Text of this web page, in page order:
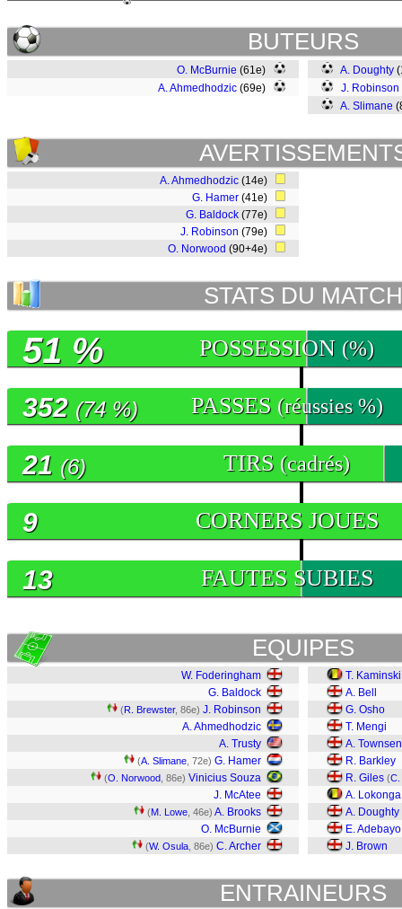
BUTEURS
O. McBurnie (61e)
A. Ahmedhodzic (69e)
A. Doughty
J. Robinson
A. Slimane
A. Ahmedhodzic (14e)
G. Hamer (41e)
G. Baldock (77e)
J. Robinson (79e)
O. Norwood (90+4e)
STATS DU MATCH
POSSESSION (%)
51 %
PASSES (réussies %)
352 (74 %)
TIRS (cadrés)
21 (6)
CORNERS JOUES
9
FAUTES SUBIES
13
EQUIPES
W. Foderingham
G. Baldock
(R. Brewster, 86e) J. Robinson
A. Ahmedhodzic
A. Trusty
(A. Slimane , 72e) G. Hamer
(O. Norwood , 86e) Vinicius Souza
J. McAtee
(M. Lowe , 46e) A. Brooks
O. McBurnie
(W. Osula , 86e) C. Archer
T. Kaminski
A. Bell
G. Osho
T. Mengi
A.
R. Barkley
R. Giles (C.
A. Lokonga
A. Doughty
E. Adebayo
J. Brown
ENTRAINEURS